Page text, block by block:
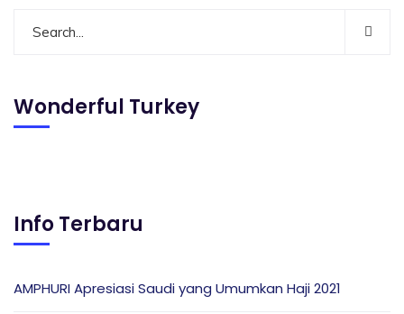
Wonderful Turkey
Info Terbaru
AMPHURI Apresiasi Saudi yang Umumkan Haji 2021